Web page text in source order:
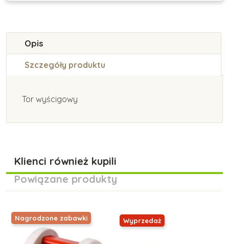
Opis
Szczegóły produktu
Tor wyścigowy
Klienci również kupili
Powiązane produkty
Nagrodzone zabawki Wyprzedaż